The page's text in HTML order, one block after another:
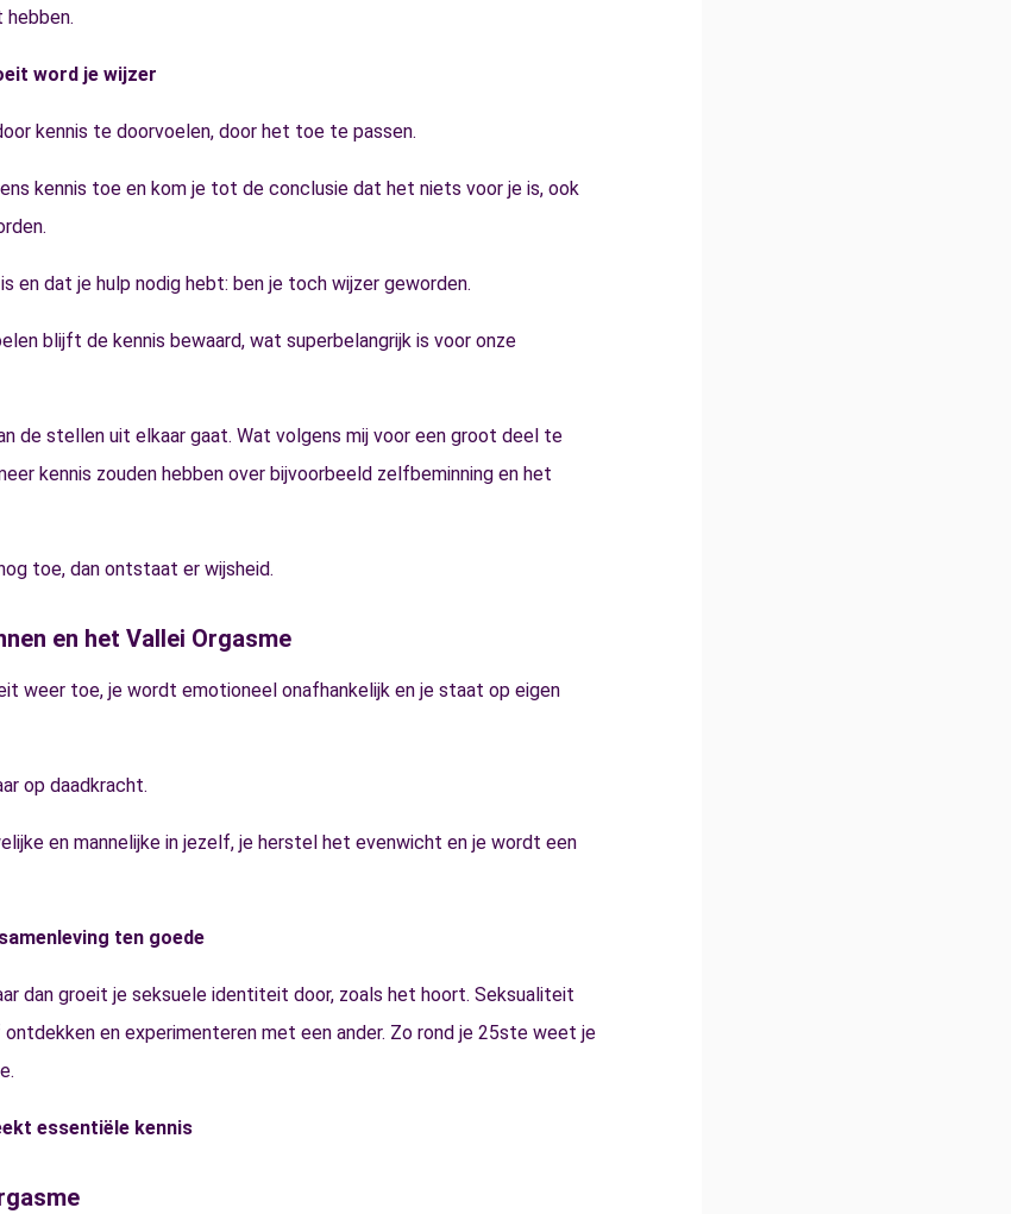
word je wijzer
kennis te doorvoelen, door het toe te passen.
kennis toe en kom je tot de conclusie dat het niets voor je is, ook
en dat je hulp nodig hebt: ben je toch wijzer geworden.
blijft de kennis bewaard, wat superbelangrijk is voor onze
de stellen uit elkaar gaat. Wat volgens mij voor een groot deel te
kennis zouden hebben over bijvoorbeeld zelfbeminning en het
toe, dan ontstaat er wijsheid.
en het Vallei Orgasme
weer toe, je wordt emotioneel onafhankelijk en je staat op eigen
op daadkracht.
en mannelijke in jezelf, je herstel het evenwicht en je wordt een
ten goede
dan groeit je seksuele identiteit door, zoals het hoort. Seksualiteit
en experimenteren met een ander. Zo rond je 25ste weet je
essentiële kennis